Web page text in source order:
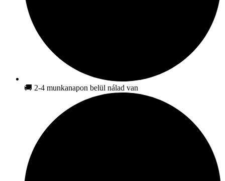
🚚 2-4 munkanapon belül nálad van